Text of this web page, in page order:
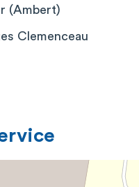
(Ambert)
Clemenceau